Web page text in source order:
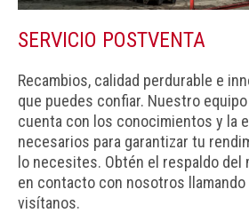
SERVICIO POSTVENTA
Recambios, calidad perdurable e
que puedes confiar. Nuestro
cuenta con los conocimientos y la
necesarios para garantizar tu
lo necesites. Obtén el respaldo del
en contacto con nosotros llamando
visítanos.